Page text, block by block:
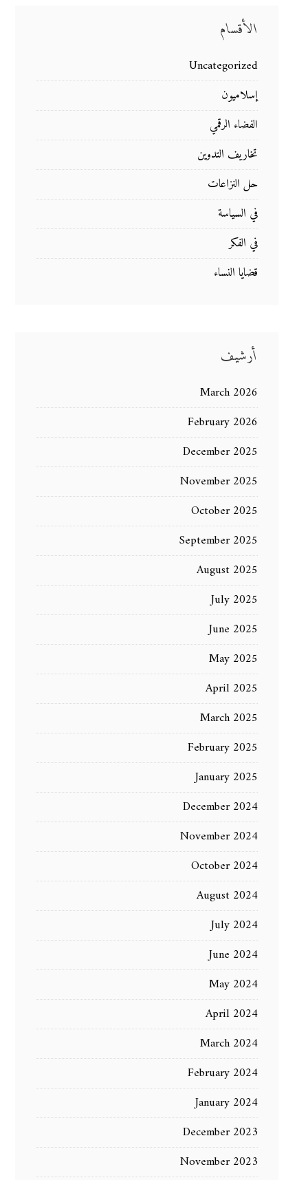
الأقسام
Uncategorized
إسلاميون
الفضاء الرقمي
تخاريف التدوين
حل النزاعات
في السياسة
في الفكر
قضايا النساء
أرشيف
March 2026
February 2026
December 2025
November 2025
October 2025
September 2025
August 2025
July 2025
June 2025
May 2025
April 2025
March 2025
February 2025
January 2025
December 2024
November 2024
October 2024
August 2024
July 2024
June 2024
May 2024
April 2024
March 2024
February 2024
January 2024
December 2023
November 2023